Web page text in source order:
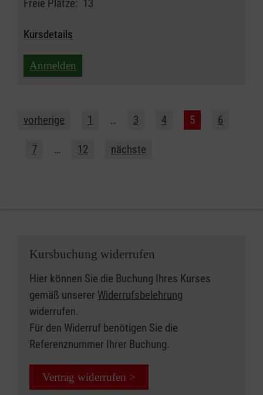
Freie Plätze: 13
Kursdetails
Anmelden
vorherige 1 … 3 4 5 6
7 … 12 nächste
Kursbuchung widerrufen
Hier können Sie die Buchung Ihres Kurses
gemäß unserer Widerrufsbelehrung
widerrufen.
Für den Widerruf benötigen Sie die
Referenznummer Ihrer Buchung.
Vertrag widerrufen >